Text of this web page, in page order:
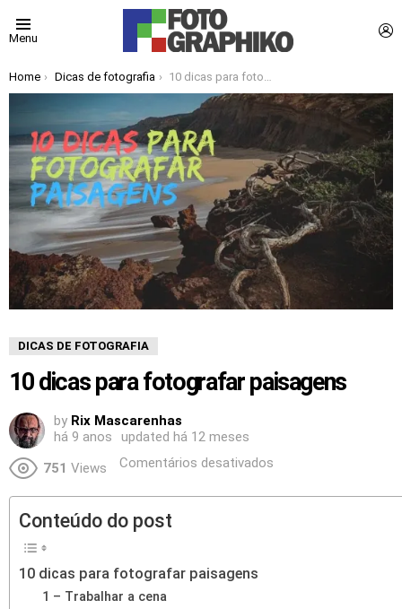
Menu
You are here:
Home Dicas de fotografia 10 dicas para fotografar paisagens
DICAS DE FOTOGRAFIA
10 dicas para fotografar paisagens
by Rix Mascarenhas
há 9 anos
updated há 12 meses
751 Views Comentários desativados
Conteúdo do post
10 dicas para fotografar paisagens
1 – Trabalhar a cena